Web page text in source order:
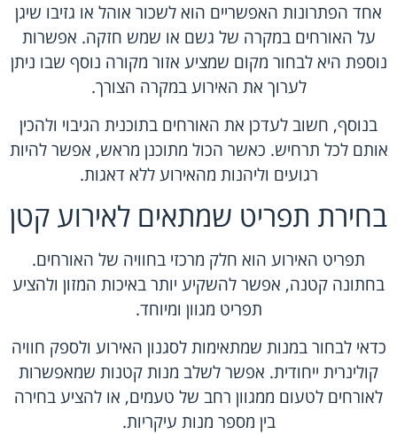
אחד הפתרונות האפשריים הוא לשכור אוהל או גזיבו שיגן
על האורחים במקרה של גשם או שמש חזקה. אפשרות
נוספת היא לבחור מקום שמציע אזור מקורה נוסף שבו ניתן
לערוך את האירוע במקרה הצורך.
בנוסף, חשוב לעדכן את האורחים בתוכנית הגיבוי ולהכין
אותם לכל תרחיש. כאשר הכול מתוכנן מראש, אפשר להיות
רגועים וליהנות מהאירוע ללא דאגות.
בחירת תפריט שמתאים לאירוע קטן
תפריט האירוע הוא חלק מרכזי בחוויה של האורחים.
בחתונה קטנה, אפשר להשקיע יותר באיכות המזון ולהציע
תפריט מגוון ומיוחד.
כדאי לבחור במנות שמתאימות לסגנון האירוע ולספק חוויה
קולינרית ייחודית. אפשר לשלב מנות קטנות שמאפשרות
לאורחים לטעום ממגוון רחב של טעמים, או להציע בחירה
בין מספר מנות עיקריות.